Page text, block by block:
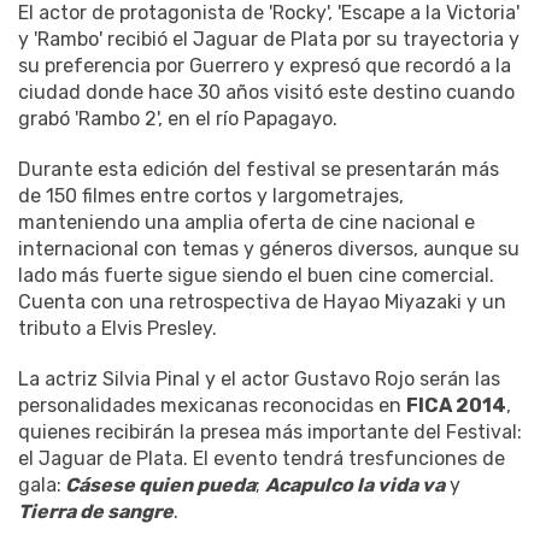
El actor de protagonista de 'Rocky', 'Escape a la Victoria'
y 'Rambo' recibió el Jaguar de Plata por su trayectoria y
su preferencia por Guerrero y expresó que recordó a la
ciudad donde hace 30 años visitó este destino cuando
grabó 'Rambo 2', en el río Papagayo.
Durante esta edición del festival se presentarán más
de 150 filmes entre cortos y largometrajes,
manteniendo una amplia oferta de cine nacional e
internacional con temas y géneros diversos, aunque su
lado más fuerte sigue siendo el buen cine comercial.
Cuenta con una retrospectiva de Hayao Miyazaki y un
tributo a Elvis Presley.
La actriz Silvia Pinal y el actor Gustavo Rojo serán las
personalidades mexicanas reconocidas en FICA 2014,
quienes recibirán la presea más importante del Festival:
el Jaguar de Plata. El evento tendrá tresfunciones de
gala: Cásese quien pueda; Acapulco la vida vay
Tierra de sangre.